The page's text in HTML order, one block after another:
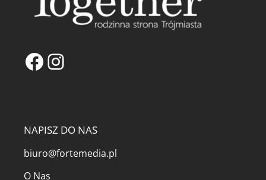
Facebook
Instagram
NAPISZ DO NAS
biuro@fortemedia.pl
O Nas